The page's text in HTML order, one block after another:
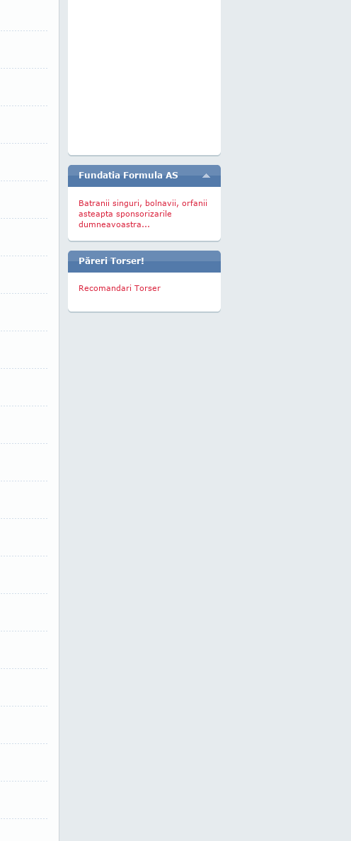
Fundatia Formula AS
Batranii singuri, bolnavii, orfanii
asteapta sponsorizarile
dumneavoastra...
Păreri Torser!
Recomandari Torser